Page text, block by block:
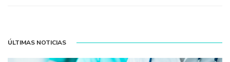
ÚLTIMAS NOTICIAS